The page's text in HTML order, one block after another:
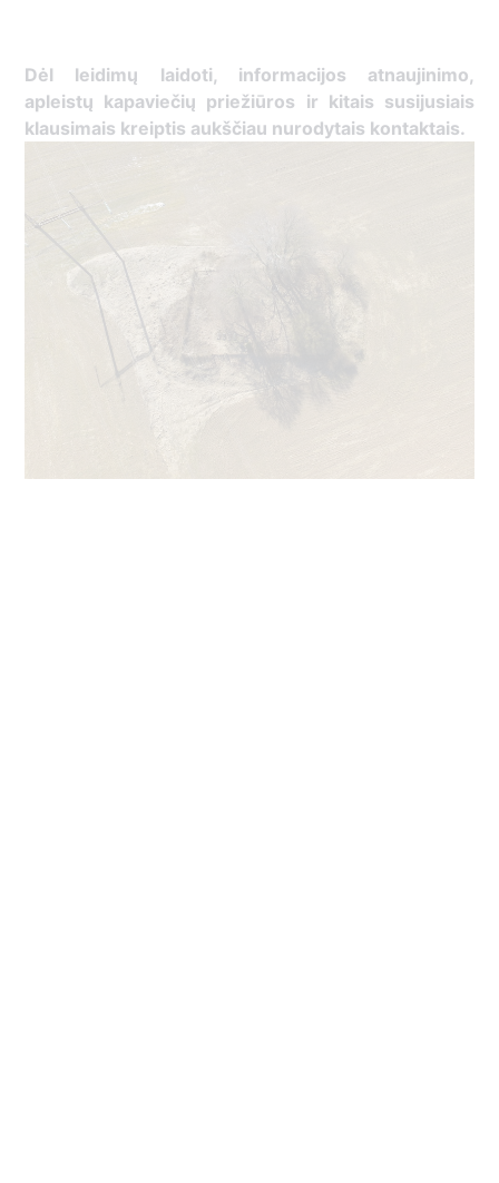
Dėl leidimų laidoti, ​informacijos atnaujinimo,
apleistų kapaviečių priežiūros ir kitais susijusiais
klausimais kreiptis ​aukščiau nurodytais kontaktais.